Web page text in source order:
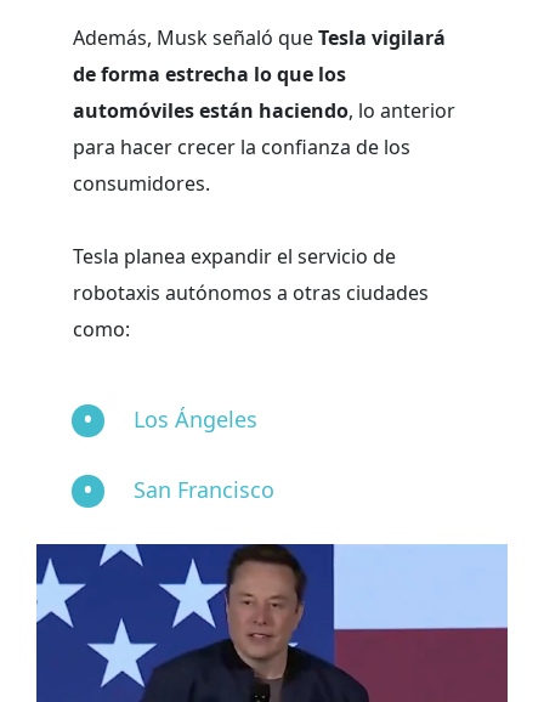
Además, Musk señaló queTesla vigilará
de forma estrecha lo que los
automóviles están haciendo, lo anterior
para hacer crecer la confianza de los
consumidores.
Tesla planea expandir el servicio de
robotaxis autónomos a otras ciudades
como:
Los Ángeles
San Francisco